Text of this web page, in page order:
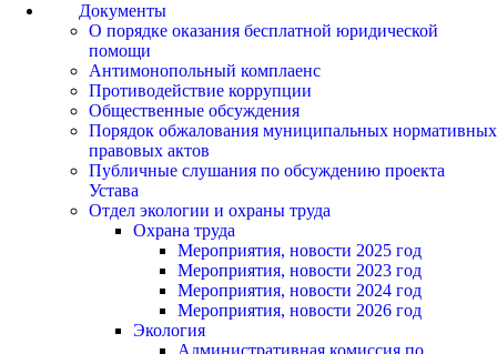
Документы
О порядке оказания бесплатной юридической
помощи
Антимонопольный комплаенс
Противодействие коррупции
Общественные обсуждения
Порядок обжалования муниципальных нормативных
правовых актов
Публичные слушания по обсуждению проекта
Устава
Отдел экологии и охраны труда
Охрана труда
Мероприятия, новости 2025 год
Мероприятия, новости 2023 год
Мероприятия, новости 2024 год
Мероприятия, новости 2026 год
Экология